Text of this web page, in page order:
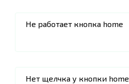
Не работает кнопка home
Нет щелчка у кнопки home